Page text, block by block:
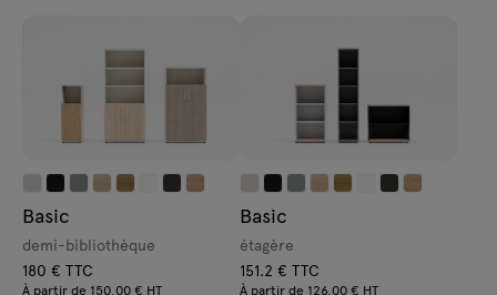
Basic
demi-bibliothèque
180 € TTC
À partir de 150.00 € HT
Basic
étagère
151.2 € TTC
À partir de 126.00 € HT